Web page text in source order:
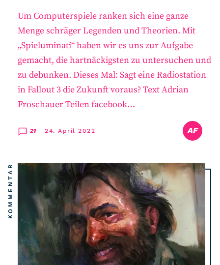
AF
21 24. April 2022
Um Computerspiele ranken sich eine ganze
Menge schräger Legenden und Theorien. Mit
„Spieluminati“ haben wir es uns zur Aufgabe
gemacht, die hartnäckigsten zu untersuchen und
zu debunken. Dieses Mal: Sagt eine Radiostation
in Fallout 3 die Zukunft voraus? Text Adrian
Froschauer Teilen facebook…
KOMMENTAR